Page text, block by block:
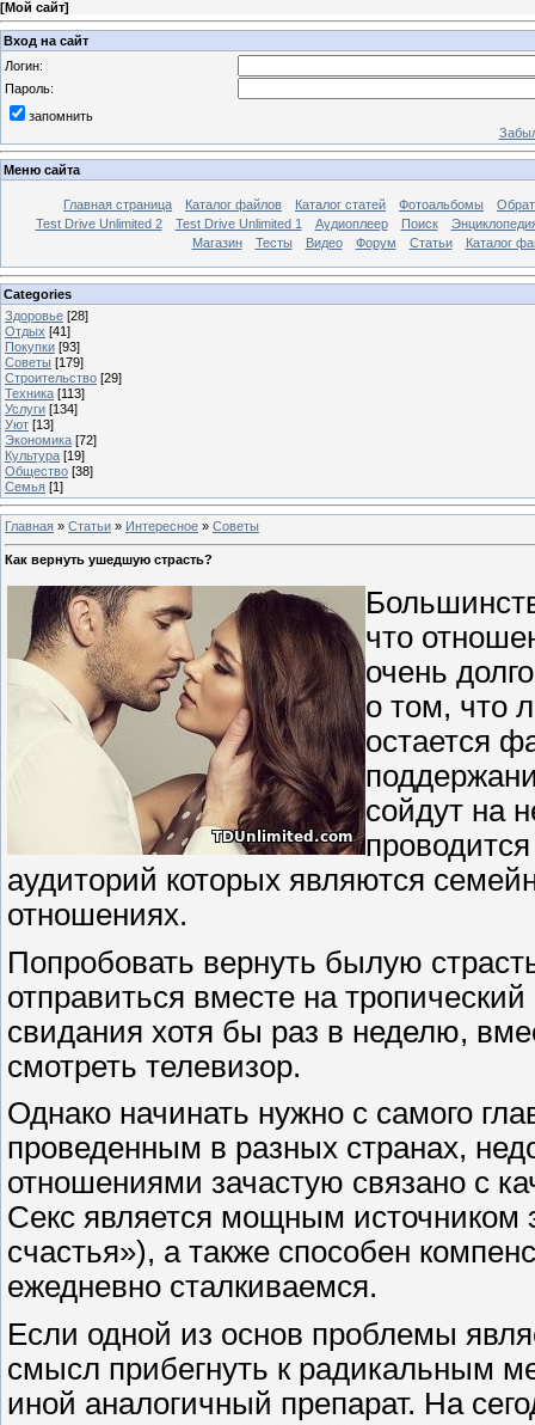
[Мой сайт]
Вход на сайт
Логин:
Пароль:
запомнить
Меню сайта
Главная страница Каталог файлов Каталог статей Фотоальбомы
Test Drive Unlimited 2
Test Drive Unlimited 1 Аудиоплеер Поиск
Магазин
Тесты Видео Форум Статьи Каталог
Categories
Здоровье [28]
Отдых [41]
Покупки [93]
Советы [179]
Строительство [29]
Техника [113]
Услуги [134]
Уют [13]
Экономика [72]
Культура [19]
Общество [38]
Семья [1]
Главная » Статьи » Интересное » Советы
Как вернуть ушедшую страсть?
что
очень
о том, что
остается
сойдут на
аудиторий которых являются
отношениях.
Попробовать вернуть былую
отправиться вместе на
свидания хотя бы раз в неделю,
смотреть телевизор.
Однако начинать нужно с самого
проведенным в разных странах,
отношениями зачастую связано с
Секс является мощным источником
счастья»), а также способен
ежедневно сталкиваемся.
Если одной из основ проблемы
смысл прибегнуть к радикальным
иной аналогичный препарат. На